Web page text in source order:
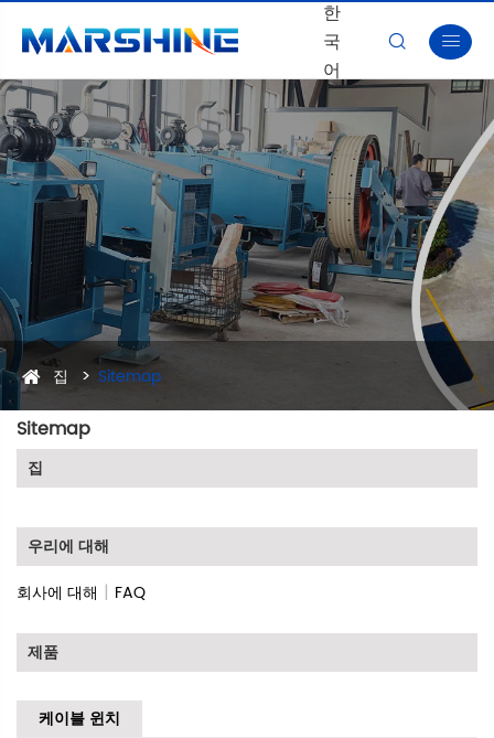
한
국
어
 
집 Sitemap
Sitemap
집
우리에 대해
회사에 대해 | FAQ
제품
케이블 윈치